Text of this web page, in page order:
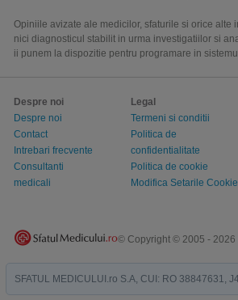
Opiniile avizate ale medicilor, sfaturile si orice
nici diagnosticul stabilit in urma investigatiilor si
ii punem la dispozitie pentru programare in
Despre noi
Despre noi
Contact
Intrebari frecvente
Consultanti
medicali
Legal
Termeni si conditii
Politica de
confidentialitate
Politica de cookie
Modifica Setarile Cookie
© Copyright © 2005 - 2026
SFATUL MEDICULUI.ro S.A, CUI: RO 38847631,